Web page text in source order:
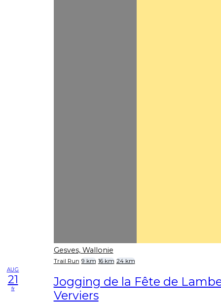
Gesves, Wallonie
Trail Run 9 km 16 km 24 km
AUG
21
fr
Jogging de la Fête de
Verviers